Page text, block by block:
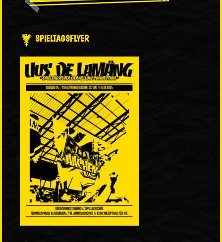
SPIELTAGSFLYER